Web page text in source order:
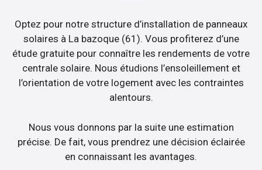
Optez pour notre structure d’installation de panneaux
solaires à La bazoque (61). Vous profiterez d’une
étude gratuite pour connaître les rendements de votre
centrale solaire. Nous étudions l’ensoleillement et
l’orientation de votre logement avec les contraintes
alentours.
Nous vous donnons par la suite une estimation
précise. De fait, vous prendrez une décision éclairée
en connaissant les avantages.